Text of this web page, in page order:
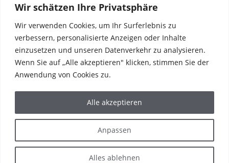
Wir schätzen Ihre Privatsphäre
Wir verwenden Cookies, um Ihr Surferlebnis zu
verbessern, personalisierte Anzeigen oder Inhalte
einzusetzen und unseren Datenverkehr zu analysieren.
Wenn Sie auf „Alle akzeptieren" klicken, stimmen Sie der
Anwendung von Cookies zu.
Anpassen
Alles ablehnen
Alle akzeptieren
PRODUCTS
THE WORLD OF HAFI